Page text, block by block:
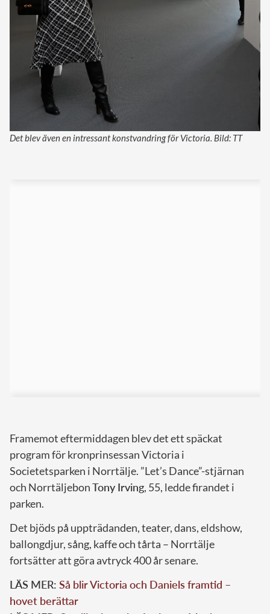
Det blev även en intressant konstvandring för Victoria. Bild: TT
Framemot eftermiddagen blev det ett späckat
program för kronprinsessan Victoria i
Societetsparken i Norrtälje. ”Let’s Dance”-stjärnan
och NorrtäljebonTony Irving, 55, ledde firandet i
parken.
Det bjöds på uppträdanden, teater, dans, eldshow,
ballongdjur, sång, kaffe och tårta – Norrtälje
fortsätter att göra avtryck 400 år senare.
LÄS MER: Så blir Victoria och Daniels framtid –
hovet berättar